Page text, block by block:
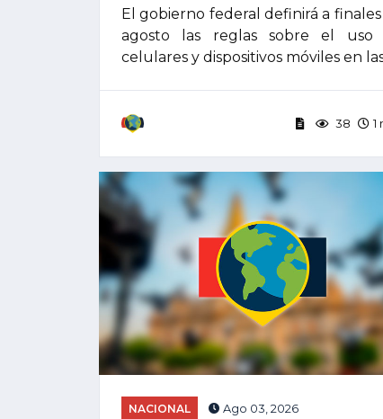
El gobierno federal definirá a
agosto las reglas sobre el uso
celulares y dispositivos móviles en
38 1
NACIONAL Ago 03, 2026